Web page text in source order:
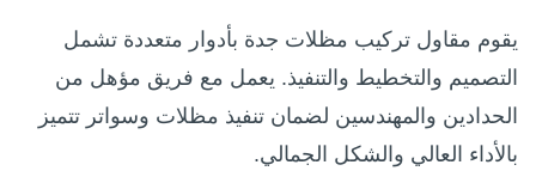
يقوم مقاول تركيب مظلات جدة بأدوار متعددة تشمل
التصميم والتخطيط والتنفيذ. يعمل مع فريق مؤهل من
الحدادين والمهندسين لضمان تنفيذ مظلات وسواتر تتميز
بالأداء العالي والشكل الجمالي.